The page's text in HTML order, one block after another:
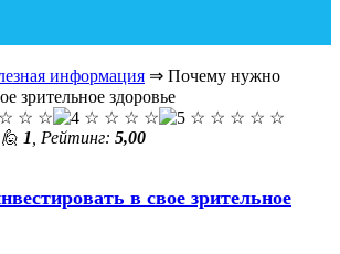
информация ⇒ Почему нужно
зрительное здоровье
1 , Рейтинг: 5,00
в свое зрительное